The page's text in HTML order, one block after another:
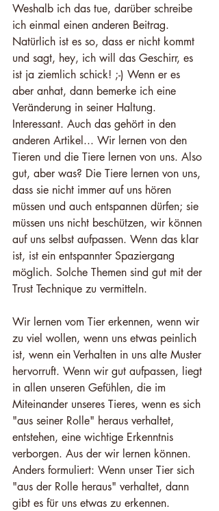
Weshalb ich das tue, darüber schreibe
ich einmal einen anderen Beitrag.
Natürlich ist es so, dass er nicht kommt
und sagt, hey, ich will das Geschirr, es
ist ja ziemlich schick! ;-) Wenn er es
aber anhat, dann bemerke ich eine
Veränderung in seiner Haltung.
Interessant. Auch das gehört in den
anderen Artikel... Wir lernen von den
Tieren und die Tiere lernen von uns. Also
gut, aber was? Die Tiere lernen von uns,
dass sie nicht immer auf uns hören
müssen und auch entspannen dürfen; sie
müssen uns nicht beschützen, wir können
auf uns selbst aufpassen. Wenn das klar
ist, ist ein entspannter Spaziergang
möglich. Solche Themen sind gut mit der
Trust Technique zu vermitteln.
Wir lernen vom Tier erkennen, wenn wir
zu viel wollen, wenn uns etwas peinlich
ist, wenn ein Verhalten in uns alte Muster
hervorruft. Wenn wir gut aufpassen, liegt
in allen unseren Gefühlen, die im
Miteinander unseres Tieres, wenn es sich
"aus seiner Rolle" heraus verhaltet,
entstehen, eine wichtige Erkenntnis
verborgen. Aus der wir lernen können.
Anders formuliert: Wenn unser Tier sich
"aus der Rolle heraus" verhaltet, dann
gibt es für uns etwas zu erkennen.